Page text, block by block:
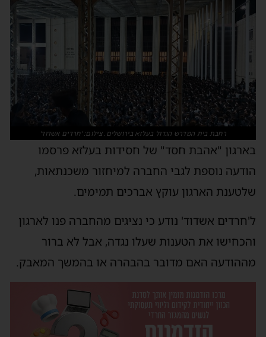
רחבת בית המדרש הגדול בעלזא בירושלים. צילום: 'חרדים אשדוד'
‏בארגון "אהבת חסד" של חסידות בעלזא פרסמו
הודעה נוספת לגבי החברה למיחזור משכנתאות,
שלטענת הארגון עוקץ אברכים תמימים.
ל'חרדים אשדוד' נודע כי נציגים מהחברה פנו לארגון
והכחישו את הטענות שעלו נגדה, אבל לא ברור
מההודעה האם מדובר בהבהרה או בהמשך המאבק.